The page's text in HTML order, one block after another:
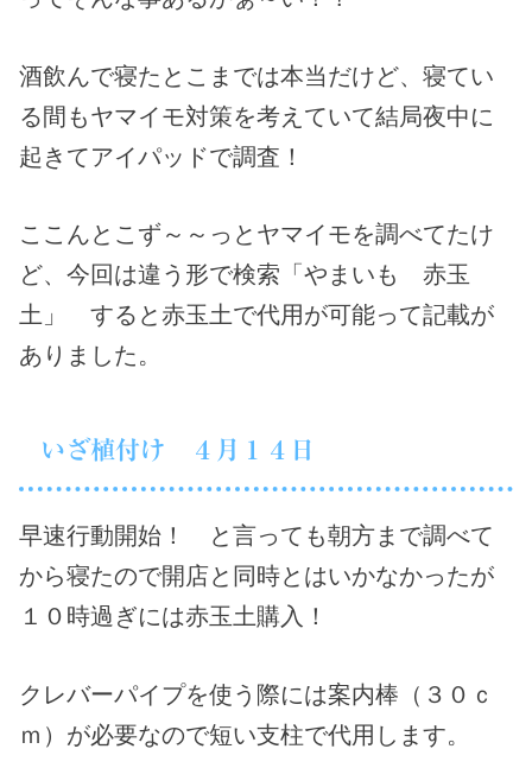
酒飲んで寝たとこまでは本当だけど、寝てい
る間もヤマイモ対策を考えていて結局夜中に
起きてアイパッドで調査！
ここんとこず～～っとヤマイモを調べてたけ
ど、今回は違う形で検索「やまいも 赤玉
土」 すると赤玉土で代用が可能って記載が
ありました。
いざ植付け ４月１４日
早速行動開始！ と言っても朝方まで調べて
から寝たので開店と同時とはいかなかったが
１０時過ぎには赤玉土購入！
クレバーパイプを使う際には案内棒（３０ｃ
ｍ）が必要なので短い支柱で代用します。